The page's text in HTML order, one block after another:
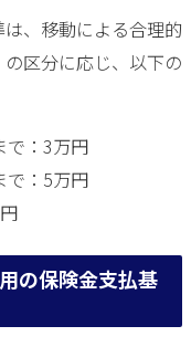
、移動による合理的
区分に応じ、以下の
で：3万円
で：5万円
の保険金支払基